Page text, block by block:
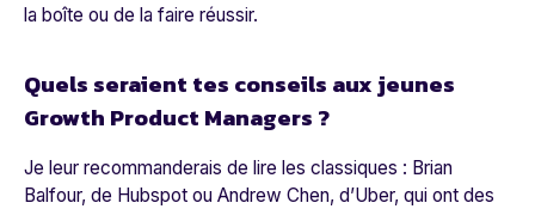
la boîte ou de la faire réussir.
Quels seraient tes conseils aux jeunes
Growth Product Managers ?
Je leur recommanderais de lire les classiques : Brian
Balfour, de Hubspot ou Andrew Chen, d’Uber, qui ont des